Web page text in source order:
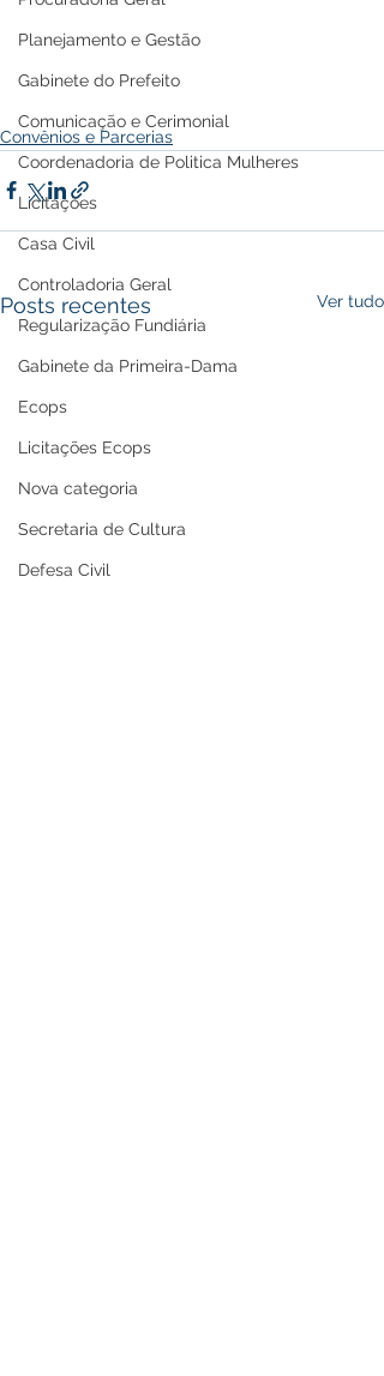
Planejamento e Gestão
Gabinete do Prefeito
Comunicação e Cerimonial
Coordenadoria de Politica Mulheres
Licitações
Casa Civil
Controladoria Geral
Regularização Fundiária
Gabinete da Primeira-Dama
Ecops
Licitações Ecops
Nova categoria
Secretaria de Cultura
Defesa Civil
Convênios e Parcerias
Posts recentes Ver tudo